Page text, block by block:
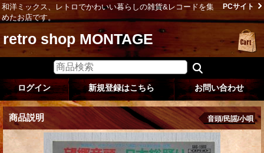
和洋ミックス、レトロでかわいい暮らしの雑貨&レコードを集
めたお店です。
PCサイト
retro shop MONTAGE
ログイン 新規登録はこちら お問い合わせ
商品説明 音頭/民謡/小唄